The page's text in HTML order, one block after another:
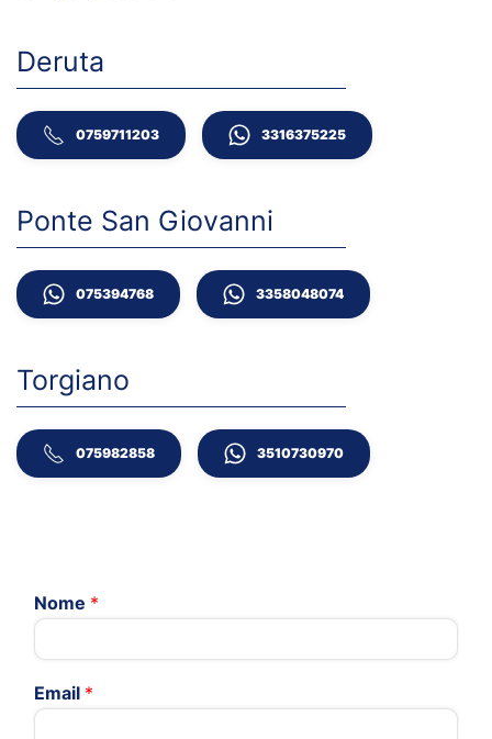
Deruta
0759711203 3316375225
Ponte San Giovanni
075394768 3358048074
Torgiano
075982858 3510730970
Nome *
Email *